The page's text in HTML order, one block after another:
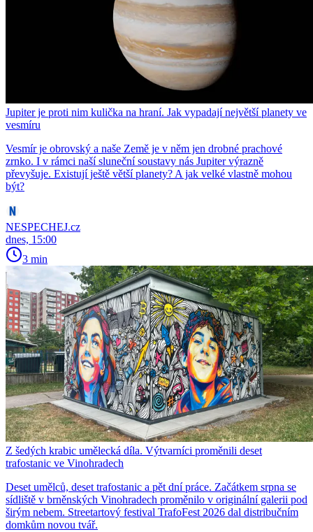
Jupiter je proti nim kulička na hraní. Jak vypadají největší planety ve
vesmíru
Vesmír je obrovský a naše Země je v něm jen drobné prachové
zrnko. I v rámci naší sluneční soustavy nás Jupiter výrazně
převyšuje. Existují ještě větší planety? A jak velké vlastně mohou
být?
NESPECHEJ.cz
dnes, 15:00
3 min
Z šedých krabic umělecká díla. Výtvarníci proměnili deset
trafostanic ve Vinohradech
Deset umělců, deset trafostanic a pět dní práce. Začátkem srpna se
sídliště v brněnských Vinohradech proměnilo v originální galerii pod
širým nebem. Streetartový festival TrafoFest 2026 dal distribučním
domkům novou tvář.